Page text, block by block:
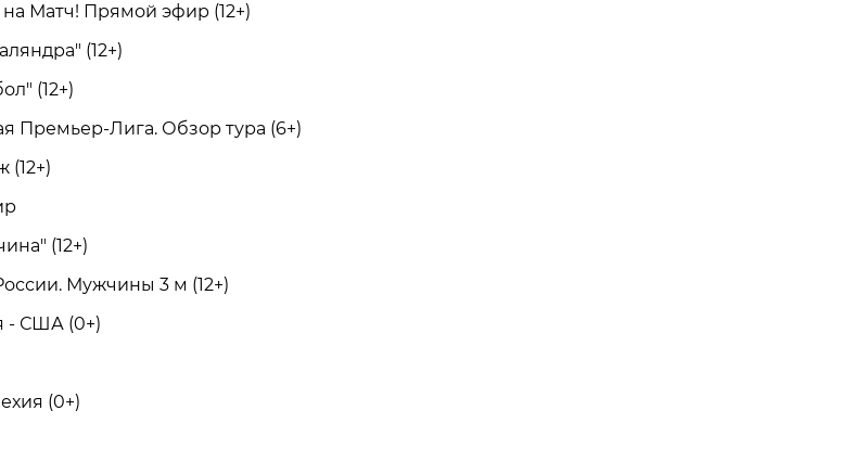
Матч! Прямой эфир (12+)
(12+)
(12+)
Лига. Обзор тура (6+)
(12+)
Мужчины 3 м (12+)
США (0+)
(0+)